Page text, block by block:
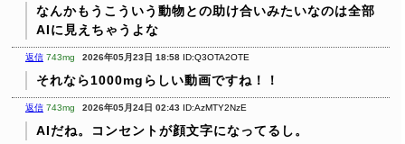
なんかもうこういう動物との助け合いみたいなのは全部
AIに見えちゃうよな
返信 743mg 2026年05月23日 18:58 ID:Q3OTA2OTE
それなら1000mgらしい動画ですね！！
返信 743mg 2026年05月24日 02:43 ID:AzMTY2NzE
AIだね。コンセントが顔文字になってるし。